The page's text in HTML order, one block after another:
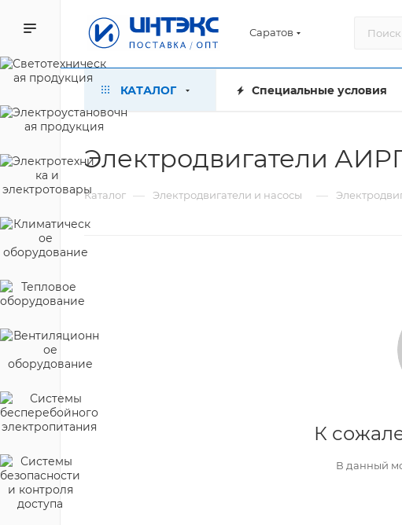
Саратов
КАТАЛОГ Специальные условия
Электродвигатели
Каталог — Электродвигатели и насосы —
К
В данный